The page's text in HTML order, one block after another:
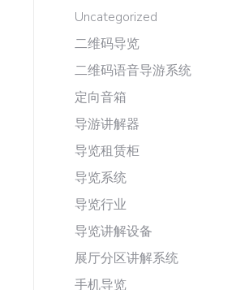
Uncategorized
二维码导览
二维码语音导游系统
定向音箱
导游讲解器
导览租赁柜
导览系统
导览行业
导览讲解设备
展厅分区讲解系统
手机导览